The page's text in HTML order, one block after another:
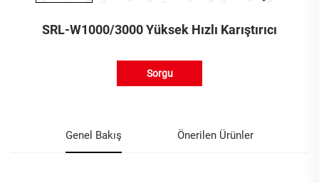
SRL-W1000/3000 Yüksek Hızlı Karıştırıcı
Sorgu
Genel Bakış Önerilen Ürünler